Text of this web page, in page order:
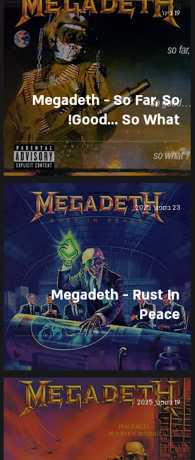
The Wiz
Megadeth - So Far, So
Good... So What!
19 בינו׳
Megadeth - Rust In
Peace
23 בספט׳ 2025
19 בספט׳ 2025